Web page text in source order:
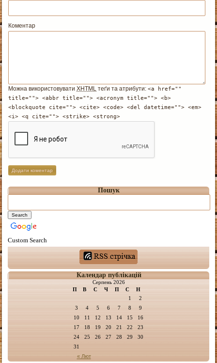
Коментар
Можна використовуватиXHTML теґи та атрибути:<a href=""
title=""> <abbr title=""> <acronym title=""> <b>
<blockquote cite=""> <cite> <code> <del datetime=""> <em>
<i> <q cite=""> <strike> <strong>
Пошук
Custom Search
Календар публікацій
Серпень 2026
П
В С Ч П С Н
« Лют
1
2
3
4 5 6 7 8
9
10
11 12 13 14 15
16
17
18 19 20 21 22
23
24
25 26 27 28 29
30
31